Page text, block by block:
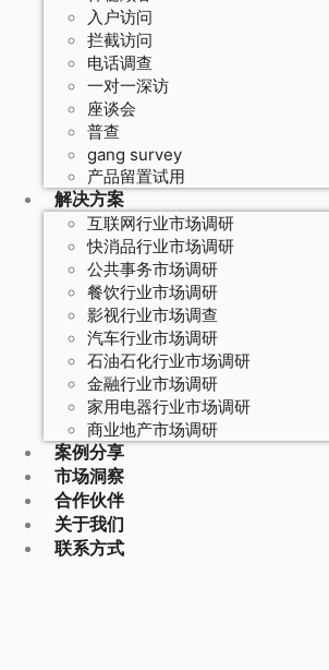
入户访问
拦截访问
电话调查
一对一深访
座谈会
普查
gang survey
产品留置试用
解决方案
互联网行业市场调研
快消品行业市场调研
公共事务市场调研
餐饮行业市场调研
影视行业市场调查
汽车行业市场调研
石油石化行业市场调研
金融行业市场调研
家用电器行业市场调研
商业地产市场调研
案例分享
市场洞察
合作伙伴
关于我们
联系方式